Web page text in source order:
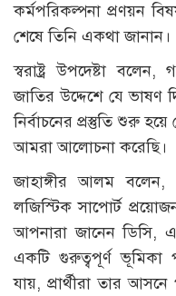
কর্মপরিকল্পনা প্রণয়ন
শেষে তিনি একথা জানান।
স্বরাষ্ট্র উপদেষ্টা
জাতির উদ্দেশে যে ভাষণ
নির্বাচনের প্রস্তুতি শুরু
আমরা আলোচনা করেছি।
জাহাঙ্গীর আলম বলেন,
লজিস্টিক সাপোর্ট
আপনারা জানেন ডিসি,
একটি গুরুত্বপূর্ণ ভূমিকা
যায়, প্রার্থীরা তার